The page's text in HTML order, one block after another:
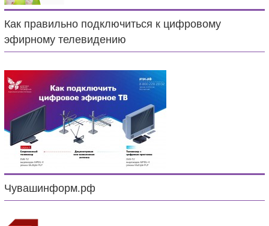
Как правильно подключиться к цифровому
эфирному телевидению
Чувашинформ.рф